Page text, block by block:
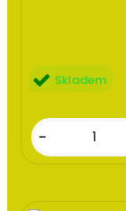
Skladem
-